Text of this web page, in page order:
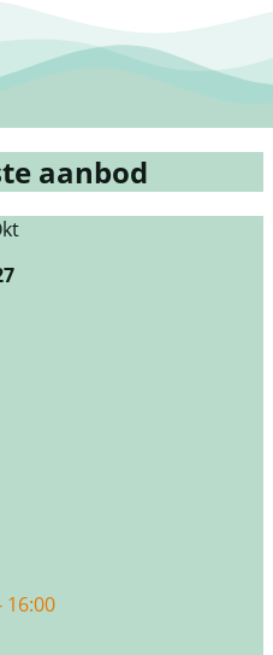
aanbod
16:00